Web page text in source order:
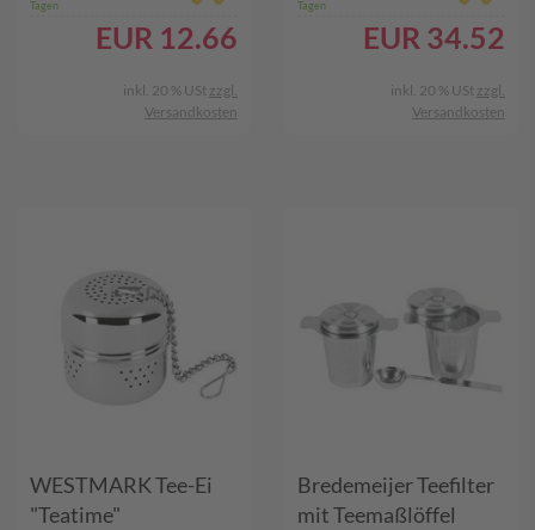
Tagen
EUR 12.66
inkl. 20 % USt zzgl.
Versandkosten
Tagen
EUR 34.52
inkl. 20 % USt zzgl.
Versandkosten
WESTMARK Tee-Ei
"Teatime"
Bredemeijer Teefilter
mit Teemaßlöffel